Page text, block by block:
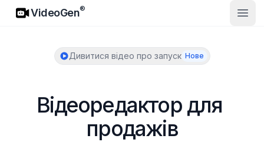
VideoGen
VideoGen®
Дивитися відео про запуск Нове
Відеоредактор для
продажів